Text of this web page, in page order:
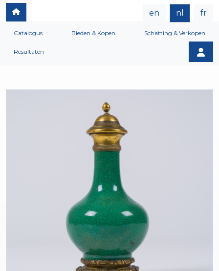
en nl fr
Catalogus Bieden & Kopen Schatting & Verkopen
Resultaten